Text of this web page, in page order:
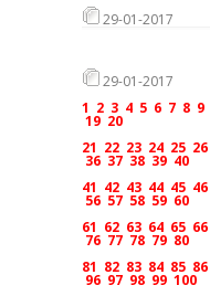
29-01-2017
29-01-2017
1 2 3 4 5 6 7 8 9
19 20
21 22 23 24 25 26
36 37 38 39 40
41 42 43 44 45 46
56 57 58 59 60
61 62 63 64 65 66
76 77 78 79 80
81 82 83 84 85 86
96 97 98 99 100